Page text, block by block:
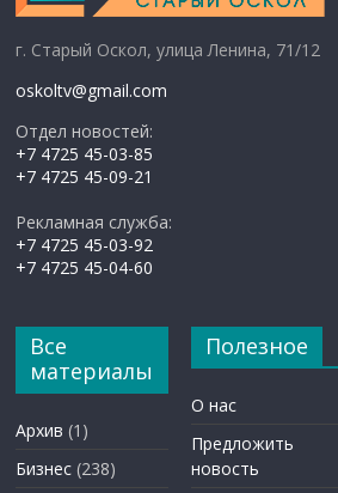
г. Старый Оскол, улица Ленина, 71/12
oskoltv@gmail.com
Отдел новостей:
+7 4725 45-03-85
+7 4725 45-09-21
Рекламная служба:
+7 4725 45-03-92
+7 4725 45-04-60
Все
материалы
Архив (1)
Бизнес (238)
Полезное
О нас
Предложить
новость